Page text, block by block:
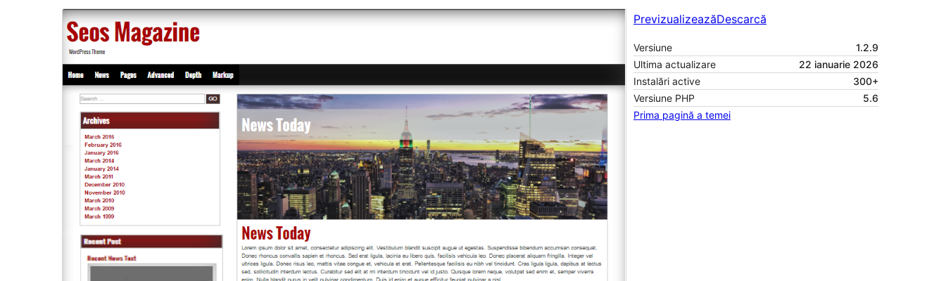
PrevizualizeazăDescarcă
Versiune
1.2.9
Ultima actualizare
22 ianuarie 2026
Instalări active
300+
Versiune PHP
5.6
Prima pagină a temei